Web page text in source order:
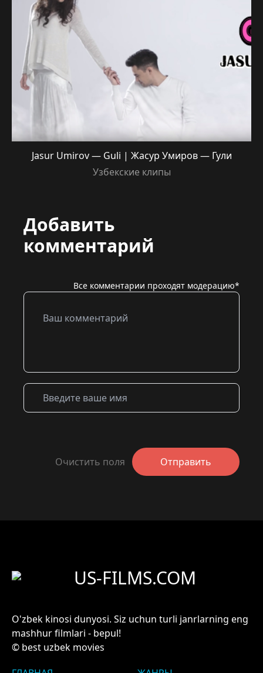
Jasur Umirov — Guli | Жасур Умиров — Гули
Узбекские клипы
Добавить
комментарий
Все комментарии проходят модерацию*
Очистить поля Отправить
US-FILMS.COM
O'zbek kinosi dunyosi. Siz uchun turli janrlarning eng
mashhur filmlari - bepul!
© best uzbek movies